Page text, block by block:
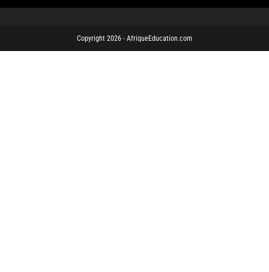
Copyright 2026 - AfriqueEducation.com